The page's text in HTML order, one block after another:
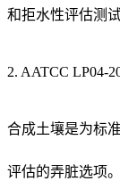
和拒水性评估测试
2. AATCC LP04-
合成土壤是为标
评估的弄脏选项